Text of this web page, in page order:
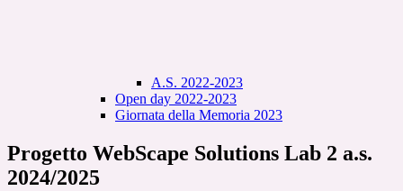
A.S. 2022-2023
Open day 2022-2023
Giornata della Memoria 2023
Progetto WebScape Solutions Lab 2 a.s.
2024/2025